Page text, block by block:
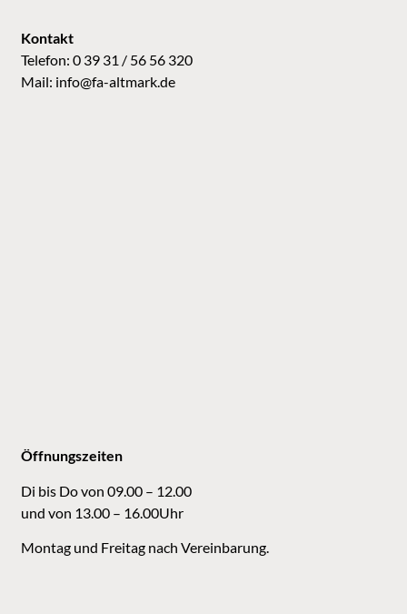
Öffnungszeiten
Di bis Do von 09.00 – 12.00
und von 13.00 – 16.00Uhr
Montag und Freitag nach Vereinbarung.
Kontakt
Telefon: 0 39 31 / 56 56 320
Mail: info@fa-altmark.de